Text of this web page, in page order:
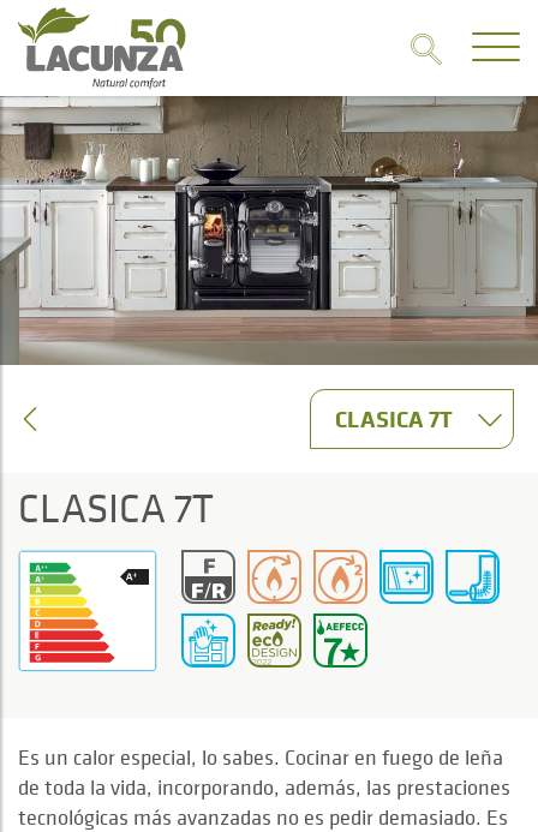
CLASICA 7T
CLASICA 7T
Es un calor especial, lo sabes. Cocinar en fuego de leña
de toda la vida, incorporando, además, las prestaciones
tecnológicas más avanzadas no es pedir demasiado. Es